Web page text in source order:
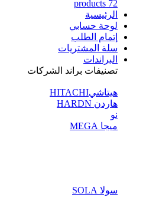
72 products
الرئيسية
لوحة حسابي
إتمام الطلب
سلة المشتريات
البراندات
تصنيفات براند الشركات
هيتاشيHITACHI
هاردن HARDN
نو
ميجا MEGA
سولا SOLA